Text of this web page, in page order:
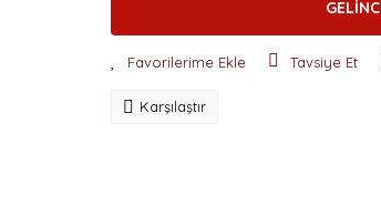
Tavsiye Et
Karşılaştır